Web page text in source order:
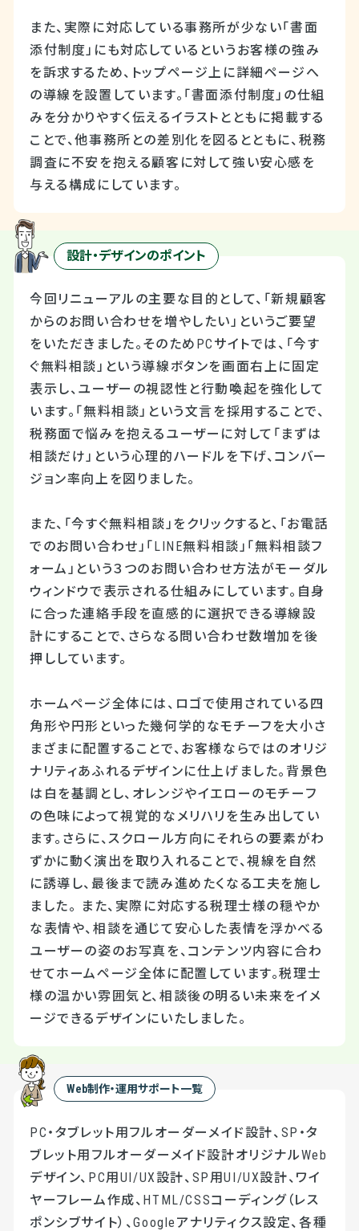
また、実際に対応している事務所が少ない「書面
添付制度」にも対応しているというお客様の強み
を訴求するため、トップページ上に詳細ページへ
の導線を設置しています。「書面添付制度」の仕組
みを分かりやすく伝えるイラストとともに掲載する
ことで、他事務所との差別化を図るとともに、税務
調査に不安を抱える顧客に対して強い安心感を
与える構成にしています。
設計・デザインのポイント
今回リニューアルの主要な目的として、「新規顧客
からのお問い合わせを増やしたい」というご要望
をいただきました。そのためPCサイトでは、「今す
ぐ無料相談」という導線ボタンを画面右上に固定
表示し、ユーザーの視認性と行動喚起を強化して
います。「無料相談」という文言を採用することで、
税務面で悩みを抱えるユーザーに対して「まずは
相談だけ」という心理的ハードルを下げ、コンバー
ジョン率向上を図りました。
また、「今すぐ無料相談」をクリックすると、「お電話
でのお問い合わせ」「LINE無料相談」「無料相談フ
ォーム」という３つのお問い合わせ方法がモーダル
ウィンドウで表示される仕組みにしています。自身
に合った連絡手段を直感的に選択できる導線設
計にすることで、さらなる問い合わせ数増加を後
押ししています。
ホームページ全体には、ロゴで使用されている四
角形や円形といった幾何学的なモチーフを大小さ
まざまに配置することで、お客様ならではのオリジ
ナリティあふれるデザインに仕上げました。背景色
は白を基調とし、オレンジやイエローのモチーフ
の色味によって視覚的なメリハリを生み出してい
ます。さらに、スクロール方向にそれらの要素がわ
ずかに動く演出を取り入れることで、視線を自然
に誘導し、最後まで読み進めたくなる工夫を施し
ました。 また、実際に対応する税理士様の穏やか
な表情や、相談を通じて安心した表情を浮かべる
ユーザーの姿のお写真を、コンテンツ内容に合わ
せてホームページ全体に配置しています。税理士
様の温かい雰囲気と、相談後の明るい未来をイメ
ージできるデザインにいたしました。
Web制作・運用サポート一覧
PC・タブレット用フルオーダーメイド設計、SP・タ
ブレット用フルオーダーメイド設計オリジナルWeb
デザイン、PC用UI/UX設計、SP用UI/UX設計、ワイ
ヤーフレーム作成、HTML/CSSコーディング（レス
ポンシブサイト）、Googleアナリティクス設定、各種